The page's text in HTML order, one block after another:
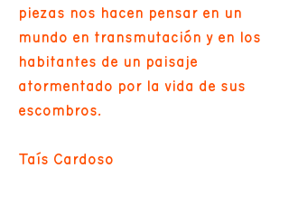
piezas nos hacen pensar en un
mundo en transmutación y en los
habitantes de un paisaje
atormentado por la vida de sus
escombros.
Taís Cardoso